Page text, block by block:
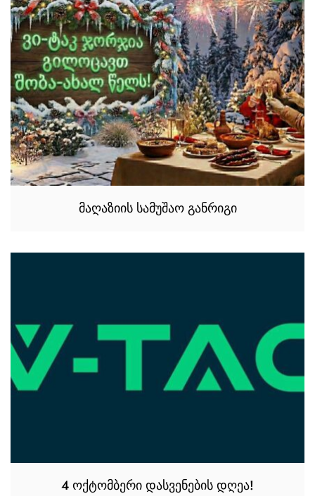
მაღაზიის სამუშაო განრიგი
4 ოქტომბერი დასვენების დღეა!